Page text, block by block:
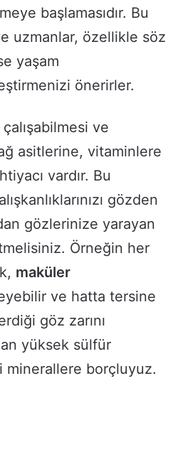
başlamasıdır. Bu
uzmanlar, özellikle söz
yaşam
önerirler.
ve
asitlerine, vitaminlere
vardır. Bu
gözden
gözlerinize yarayan
Örneğin her
maküler
ve hatta tersine
göz zarını
yüksek sülfür
minerallere borçluyuz.